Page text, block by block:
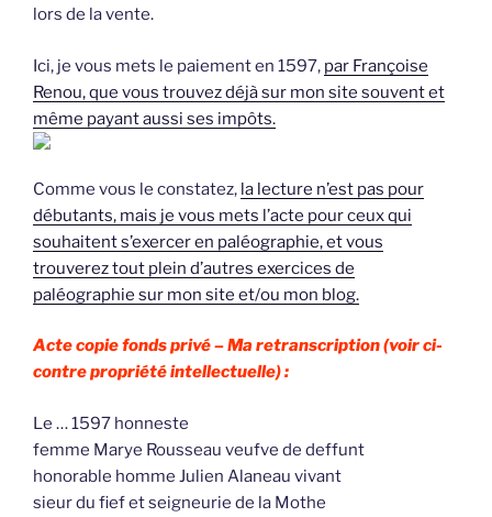
lors de la vente.
Ici, je vous mets le paiement en 1597, par Françoise
Renou, que vous trouvez déjà sur mon site souvent et
même payant aussi ses impôts.
Comme vous le constatez, la lecture n’est pas pour
débutants, mais je vous mets l’acte pour ceux qui
souhaitent s’exercer en paléographie, et vous
trouverez tout plein d’autres exercices de
paléographie sur mon site et/ou mon blog.
Acte copie fonds privé –Ma retranscription (voir ci-
contre propriété intellectuelle) :
Le … 1597 honneste
femme Marye Rousseau veufve de deffunt
honorable homme Julien Alaneau vivant
sieur du fief et seigneurie de la Mothe